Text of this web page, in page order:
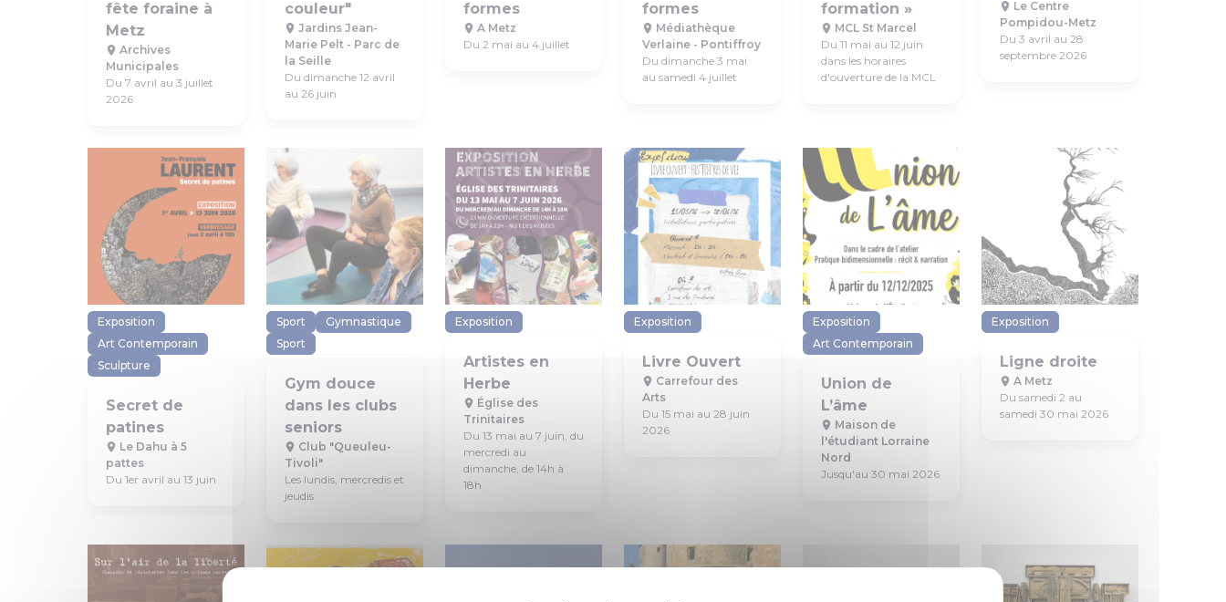
fête foraine à
Metz
Archives
Municipales
Du 7 avril au 3 juillet
2026
couleur"
Jardins Jean-
Marie Pelt - Parc de
la Seille
Du dimanche 12 avril
au 26 juin
formes
A Metz
Du 2 mai au 4 juillet
formes
Médiathèque
Verlaine - Pontiffroy
Du dimanche 3 mai
au samedi 4 juillet
formation »
MCL St Marcel
Du 11 mai au 12 juin
dans les horaires
d'ouverture de la MCL
Le Centre
Pompidou-Metz
Du 3 avril au 28
septembre 2026
Exposition
Art Contemporain
Sculpture
Secret de
patines
Le Dahu à 5
pattes
Du 1er avril au 13 juin
Sport
Gymnastique
Sport
Gym douce
dans les clubs
seniors
Club "Queuleu-
Tivoli"
Les lundis, mercredis et
jeudis
Exposition
Artistes en
Herbe
Église des
Trinitaires
Du 13 mai au 7 juin, du
mercredi au
dimanche, de 14h à
18h
Exposition
Livre Ouvert
Carrefour des
Arts
Du 15 mai au 28 juin
2026
Exposition
Art Contemporain
Union de
L’âme
Maison de
l'étudiant Lorraine
Nord
Jusqu'au 30 mai 2026
Exposition
Ligne droite
A Metz
Du samedi 2 au
samedi 30 mai 2026